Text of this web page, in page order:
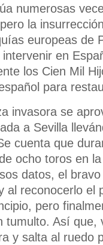
numerosas
la
europeas de
en
los Cien Mil
para
invasora se
a Sevilla
cuenta que
ocho toros en
datos, el
al reconocerlo
pero
tumulto. Así
y salta al ruedo